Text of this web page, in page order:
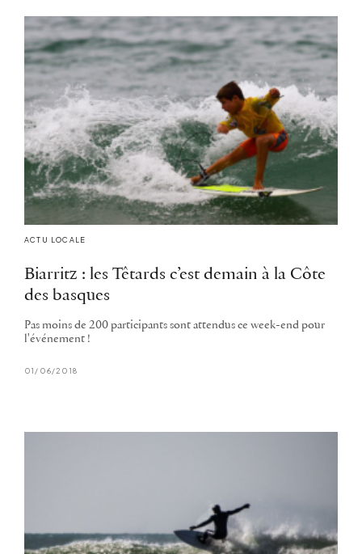
ACTU LOCALE
Biarritz : les Têtards c’est demain à la Côte
des basques
Pas moins de 200 participants sont attendus ce week-end pour
l'événement !
01/06/2018